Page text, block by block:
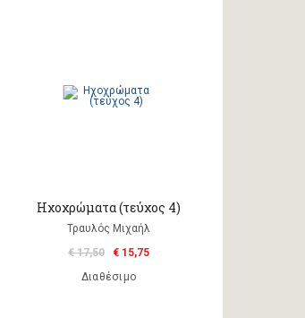
Ηχοχρώματα (τεύχος 4)
Τραυλός Μιχαήλ
€ 17,50
€ 15,75
Διαθέσιμο